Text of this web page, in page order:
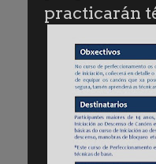
practicarán